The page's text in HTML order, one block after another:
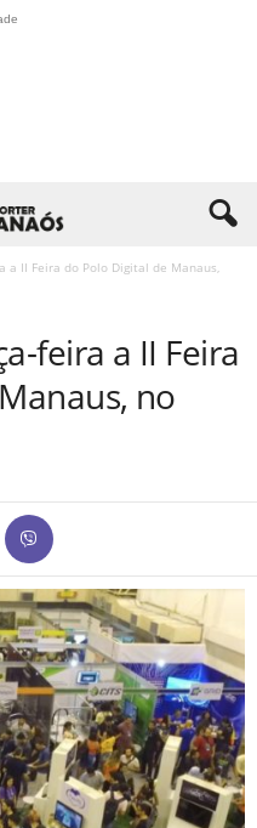
a II Feira do Polo Digital de Manaus,
feira a II Feira
no